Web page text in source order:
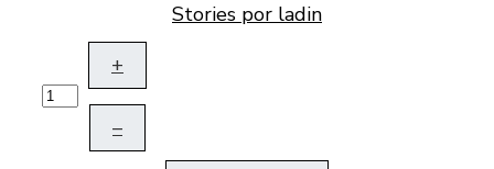
Stories por ladin
+
–